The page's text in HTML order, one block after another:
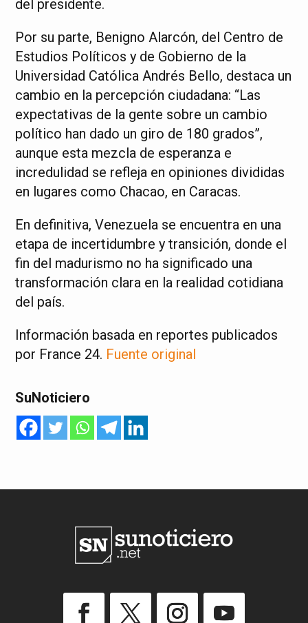
del presidente.
Por su parte, Benigno Alarcón, del Centro de
Estudios Políticos y de Gobierno de la
Universidad Católica Andrés Bello, destaca un
cambio en la percepción ciudadana: “Las
expectativas de la gente sobre un cambio
político han dado un giro de 180 grados”,
aunque esta mezcla de esperanza e
incredulidad se refleja en opiniones divididas
en lugares como Chacao, en Caracas.
En definitiva, Venezuela se encuentra en una
etapa de incertidumbre y transición, donde el
fin del madurismo no ha significado una
transformación clara en la realidad cotidiana
del país.
Información basada en reportes publicados
por France 24. Fuente original
SuNoticiero